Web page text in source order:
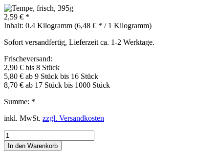
2,59 € *
Inhalt: 0.4 Kilogramm (6,48 € * / 1 Kilogramm)
Sofort versandfertig, Lieferzeit ca. 1-2 Werktage.
Frischeversand:
2,90 € bis 8 Stück
5,80 € ab 9 Stück bis 16 Stück
8,70 € ab 17 Stück bis 1000 Stück
Summe: *
inkl. MwSt. zzgl. Versandkosten
In den Warenkorb